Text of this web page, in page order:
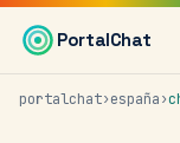
Saltar al contenido
PortalChat
portalchat›españa›